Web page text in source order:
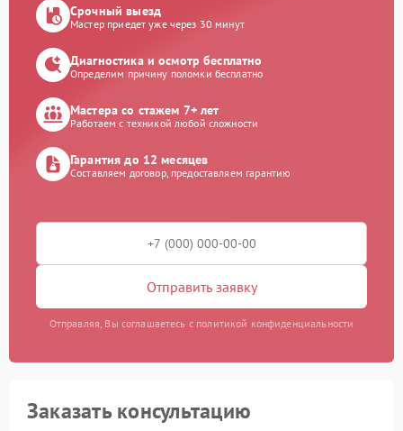
Срочный выезд
Мастер приедет уже через 30 минут
Диагностика и осмотр бесплатно
Определим причину поломки бесплатно
Мастера со стажем 7+ лет
Работаем с техникой любой сложности
Гарантия до 12 месяцев
Составляем договор, предоставляем гарантию
Отправить заявку
Отправляя, Вы соглашаетесь с политикой конфиденциальности
Заказать консультацию